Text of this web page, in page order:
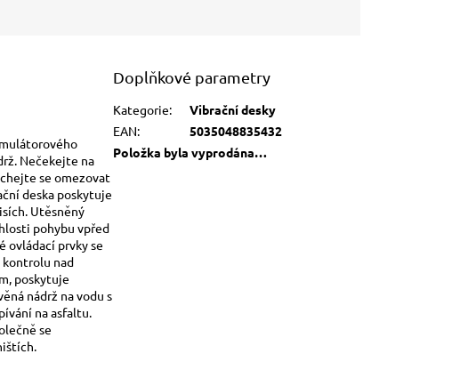
Nečekejte na
se omezovat
deska poskytuje
Utěsněný
pohybu vpřed
ovládací prvky se
nad
poskytuje
nádrž na vodu s
na asfaltu.
se
Doplňkové parametry
Kategorie:
Vibrační desky
EAN:
5035048835432
Položka byla vyprodána…